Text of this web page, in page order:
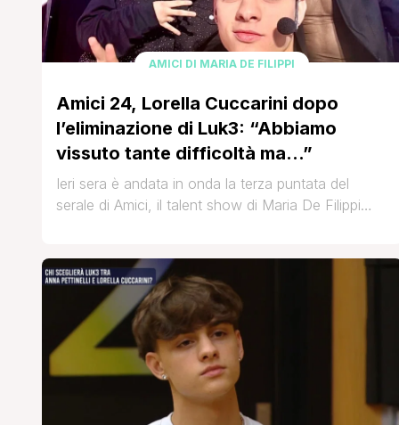
AMICI DI MARIA DE FILIPPI
Amici 24, Lorella Cuccarini dopo
l’eliminazione di Luk3: “Abbiamo
vissuto tante difficoltà ma…”
Ieri sera è andata in onda la terza puntata del
serale di Amici, il talent show di Maria De Filippi
Luk3 (Luca Pasquariello), cantante della squadra
di Lorella Cuccarini ed Emanuel Lo. Il giovanissimo
cantante ha perso al ballottaggio finale contro
TrigNo, allievo di Anna Pettinelli e Deborah Lettieri.
'Da domani starò in studio [']